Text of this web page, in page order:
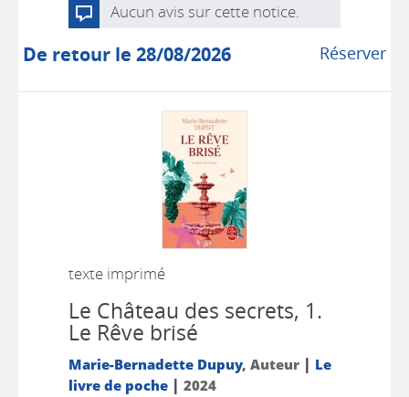
Aucun avis sur cette notice.
Réserver
De retour le 28/08/2026
texte imprimé
Le Château des secrets, 1.
Le Rêve brisé
Marie-Bernadette Dupuy, Auteur | Le
livre de poche| 2024